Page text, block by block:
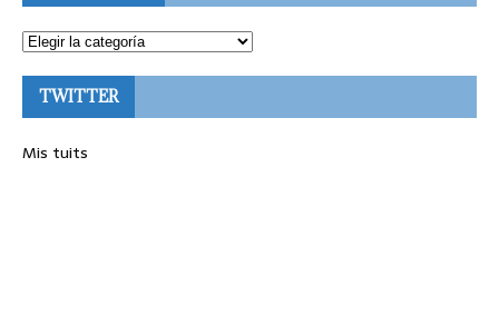
TWITTER
Mis tuits